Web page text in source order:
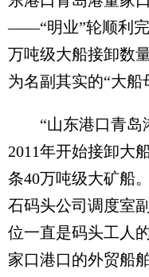
——“明业”轮顺利完
万吨级大船接卸数
为名副其实的“大船
“山东港口青岛
2011年开始接卸大
条40万吨级大矿船
石码头公司调度室
位一直是码头工人
家口港口的外贸船